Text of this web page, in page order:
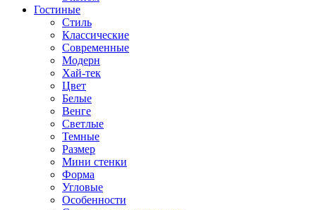
Гостиные
Стиль
Классические
Современные
Модерн
Хай-тек
Цвет
Белые
Венге
Светлые
Темные
Размер
Мини стенки
Форма
Угловые
Особенности